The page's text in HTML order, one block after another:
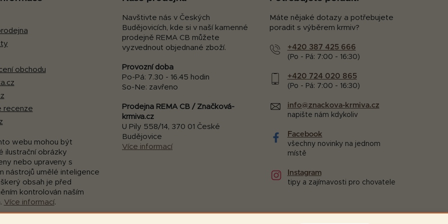
obchodu
recenze
webu mohou být
ilustrační obrázky
nebo upraveny s
nástrojů umělé inteligence
obsah je před
kontrolován naším
Více informací.
Navštivte nás v Českých
Budějovicích, kde si v naší kamenné
prodejně REMA CB můžete
vyzvednout objednané zboží.
Provozní doba
Po-Pá: 7.30 - 16.45 hodin
So-Ne: zavřeno
Prodejna REMA CB / Značková-
krmiva.cz
U Pily 558/14, 370 01 České
Budějovice
Více informací
Máte nějaké dotazy a potřebujete
poradit s výběrem krmiv?
+420 387 425 666
(Po - Pá: 7:00 - 16:30)
+420 724 020 865
(Po - Pá: 7:00 - 16:30)
info@znackova-krmiva.cz
napište nám kdykoliv
Facebook
všechny novinky na jednom
místě
Instagram
tipy a zajímavosti pro chovatele